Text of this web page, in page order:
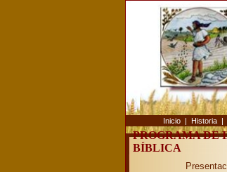
Inicio | Historia |
PROGRAMA DE
BÍBLICA